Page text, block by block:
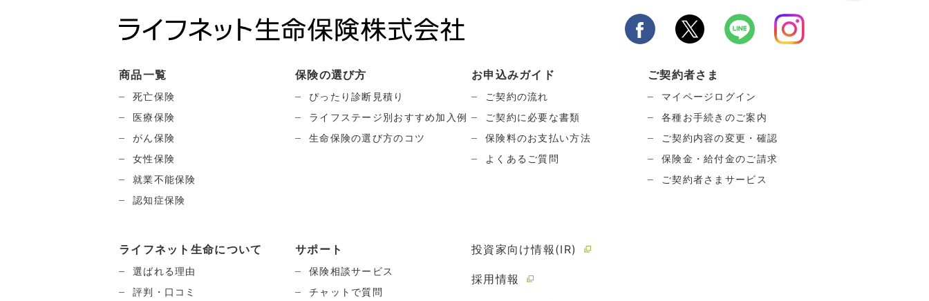
商品一覧
死亡保険
医療保険
がん保険
女性保険
就業不能保険
認知症保険
保険の選び方
ぴったり診断見積り
ライフステージ別おすすめ加入例
生命保険の選び方のコツ
お申込みガイド
ご契約の流れ
ご契約に必要な書類
保険料のお支払い方法
よくあるご質問
ご契約者さま
マイページログイン
各種お手続きのご案内
ご契約内容の変更・確認
保険金・給付金のご請求
ご契約者さまサービス
ライフネット生命について
選ばれる理由
評判・口コミ
サポート
保険相談サービス
チャットで質問
投資家向け情報(IR)
採用情報